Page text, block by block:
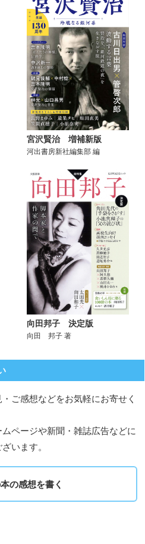
宮沢賢治 増補新版
河出書房新社編集部 編
向田邦子 決定版
向田 邦子 著
ご感想などをお気軽にお寄せく
ページや新聞・雑誌広告などに
います。
の感想を書く